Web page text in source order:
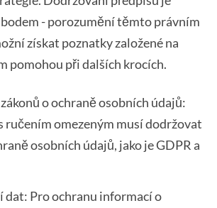
- porozumění těmto právním
získat poznatky založené na
pomohou při dalších krocích.
o ochraně osobních údajů:
ručením omezeným musí dodržovat
osobních údajů, jako je GDPR a
dat: Pro ochranu informací o